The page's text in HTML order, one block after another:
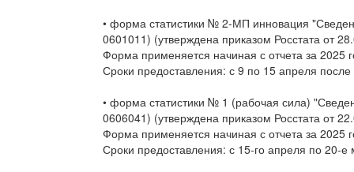
• форма статистики № 2-МП инновация
0601011) (утверждена приказом Росстата от
Форма применяется начиная с отчета за 2025
Сроки предоставления: с 9 по 15 апреля после
• форма статистики № 1 (рабочая сила)
0606041) (утверждена приказом Росстата от
Форма применяется начиная с отчета за 2025
Сроки предоставления: с 15-го апреля по 20-е